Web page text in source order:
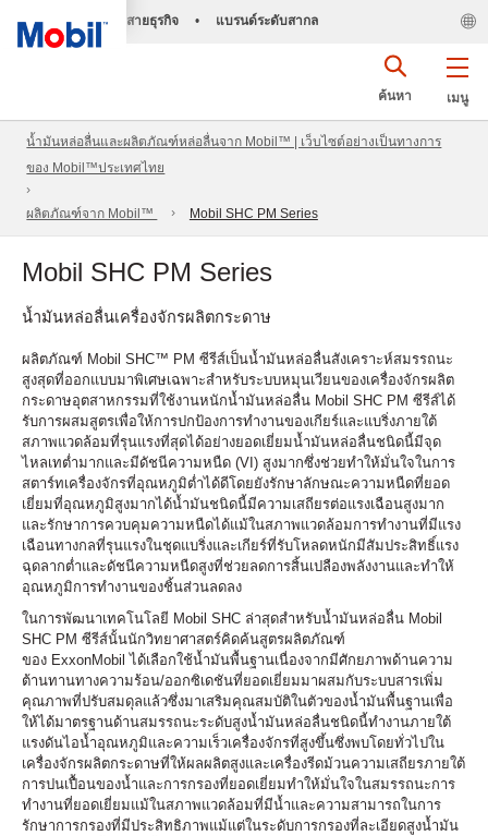
สายธุรกิจ • แบรนด์ระดับสากล
เมนู
ค้นหา
น้ำมันหล่อลื่นและผลิตภัณฑ์หล่อลื่นจาก Mobil™ | เว็บไซต์อย่างเป็นทางการ
ของ Mobil™ประเทศไทย
ผลิตภัณฑ์จาก Mobil™ Mobil SHC PM Series
Mobil SHC PM Series
น้ำมันหล่อลื่นเครื่องจักรผลิตกระดาษ
ผลิตภัณฑ์ Mobil SHC™ PM ซีรีส์เป็นน้ำมันหล่อลื่นสังเคราะห์สมรรถนะ
สูงสุดที่ออกแบบมาพิเศษเฉพาะสำหรับระบบหมุนเวียนของเครื่องจักรผลิต
กระดาษอุตสาหกรรมที่ใช้งานหนักน้ำมันหล่อลื่น Mobil SHC PM ซีรีส์ได้
รับการผสมสูตรเพื่อให้การปกป้องการทำงานของเกียร์และแบริ่งภายใต้
สภาพแวดล้อมที่รุนแรงที่สุดได้อย่างยอดเยี่ยมน้ำมันหล่อลื่นชนิดนี้มีจุด
ไหลเทต่ำมากและมีดัชนีความหนืด (VI) สูงมากซึ่งช่วยทำให้มั่นใจในการ
สตาร์ทเครื่องจักรที่อุณหภูมิต่ำได้ดีโดยยังรักษาลักษณะความหนืดที่ยอด
เยี่ยมที่อุณหภูมิสูงมากได้น้ำมันชนิดนี้มีความเสถียรต่อแรงเฉือนสูงมาก
และรักษาการควบคุมความหนืดได้แม้ในสภาพแวดล้อมการทำงานที่มีแรง
เฉือนทางกลที่รุนแรงในชุดแบริ่งและเกียร์ที่รับโหลดหนักมีสัมประสิทธิ์แรง
ฉุดลากต่ำและดัชนีความหนืดสูงที่ช่วยลดการสิ้นเปลืองพลังงานและทำให้
อุณหภูมิการทำงานของชิ้นส่วนลดลง
ในการพัฒนาเทคโนโลยี Mobil SHC ล่าสุดสำหรับน้ำมันหล่อลื่น Mobil
SHC PM ซีรีส์นั้นนักวิทยาศาสตร์คิดค้นสูตรผลิตภัณฑ์
ของ ExxonMobilได้เลือกใช้น้ำมันพื้นฐานเนื่องจากมีศักยภาพด้านความ
ต้านทานทางความร้อน/ออกซิเดชันที่ยอดเยี่ยมมาผสมกับระบบสารเพิ่ม
คุณภาพที่ปรับสมดุลแล้วซึ่งมาเสริมคุณสมบัติในตัวของน้ำมันพื้นฐานเพื่อ
ให้ได้มาตรฐานด้านสมรรถนะระดับสูงน้ำมันหล่อลื่นชนิดนี้ทำงานภายใต้
แรงดันไอน้ำอุณหภูมิและความเร็วเครื่องจักรที่สูงขึ้นซึ่งพบโดยทั่วไปใน
เครื่องจักรผลิตกระดาษที่ให้ผลผลิตสูงและเครื่องรีดม้วนความเสถียรภายใต้
การปนเปื้อนของน้ำและการกรองที่ยอดเยี่ยมทำให้มั่นใจในสมรรถนะการ
ทำงานที่ยอดเยี่ยมแม้ในสภาพแวดล้อมที่มีน้ำและความสามารถในการ
รักษาการกรองที่มีประสิทธิภาพแม้แต่ในระดับการกรองที่ละเอียดสูงน้ำมัน